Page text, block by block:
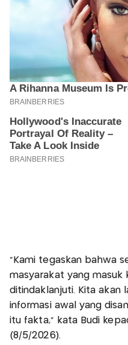
"Kami tegaskan bahwa
masyarakat yang masuk
ditindaklanjuti. Kita akan
informasi awal yang
itu fakta," kata Budi
(8/5/2026).